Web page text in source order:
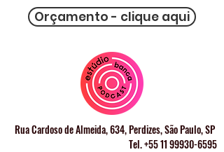
Orçamento - clique aqui
Rua Cardoso de Almeida, 634, Perdizes, São Paulo, SP
Tel. +55 11 99930-6595